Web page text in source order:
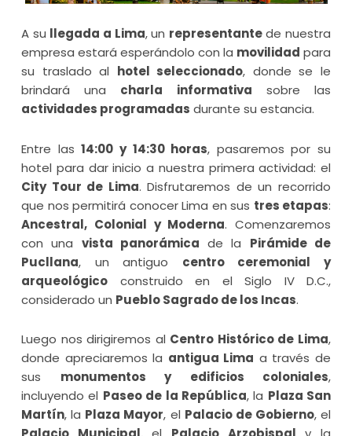
A su llegada a Lima, un representantede nuestra
empresa estará esperándolo con la movilidad para
su traslado al hotel seleccionado, donde se le
brindará una charla informativa sobre las
actividades programadas durante su estancia.
Entre las14:00 y 14:30 horas, pasaremos por su
hotel para dar inicio a nuestra primera actividad: el
City Tour de Lima. Disfrutaremos de un recorrido
que nos permitirá conocer Lima en sus tres etapas:
Ancestral, Colonial y Moderna. Comenzaremos
con una vista panorámica de la Pirámide de
Pucllana, un antiguo centro ceremonial y
arqueológico construido en el Siglo IV D.C.,
considerado un Pueblo Sagrado de los Incas.
Luego nos dirigiremos al Centro Histórico de Lima,
donde apreciaremos la antigua Lima a través de
sus monumentos y edificios coloniales,
incluyendo el Paseo de la República, la Plaza San
Martín, la Plaza Mayor, el Palacio de Gobierno, el